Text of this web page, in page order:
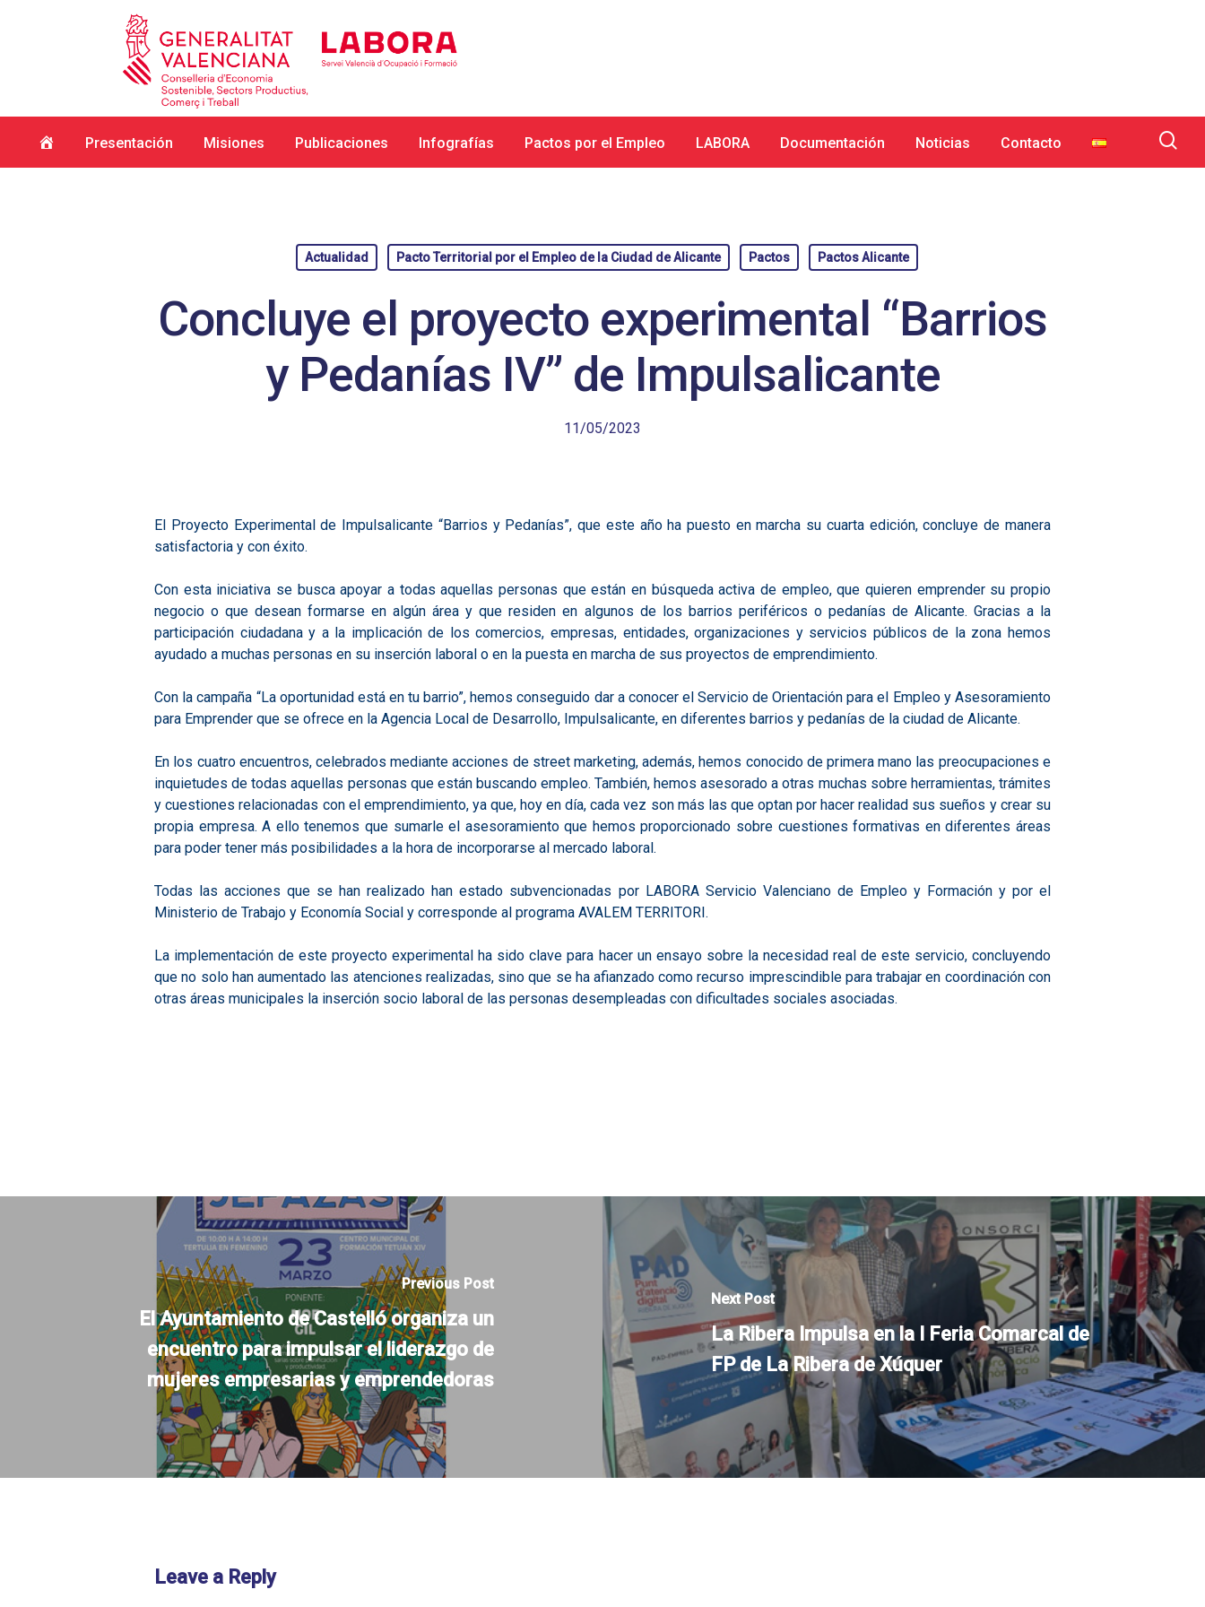
Hit enter to search or ESC to close
InicioPresentación Misiones Publicaciones Infografías Pactos por el Empleo LABORA Documentación Noticias Contacto
Actualidad Pacto Territorial por el Empleo de la Ciudad de Alicante Pactos Pactos Alicante
Concluye el proyecto experimental “Barrios
y Pedanías IV” de Impulsalicante
11/05/2023
El Proyecto Experimental de Impulsalicante “Barrios y Pedanías”, que este año ha puesto en marcha su cuarta edición, concluye de manera
satisfactoria y con éxito.
Con esta iniciativa se busca apoyar a todas aquellas personas que están en búsqueda activa de empleo, que quieren emprender su propio
negocio o que desean formarse en algún área y que residen en algunos de los barrios periféricos o pedanías de Alicante. Gracias a la
participación ciudadana y a la implicación de los comercios, empresas, entidades, organizaciones y servicios públicos de la zona hemos
ayudado a muchas personas en su inserción laboral o en la puesta en marcha de sus proyectos de emprendimiento.
Con la campaña “La oportunidad está en tu barrio”, hemos conseguido dar a conocer el Servicio de Orientación para el Empleo y Asesoramiento
para Emprender que se ofrece en la Agencia Local de Desarrollo, Impulsalicante, en diferentes barrios y pedanías de la ciudad de Alicante.
En los cuatro encuentros, celebrados mediante acciones de street marketing, además, hemos conocido de primera mano las preocupaciones e
inquietudes de todas aquellas personas que están buscando empleo. También, hemos asesorado a otras muchas sobre herramientas, trámites
y cuestiones relacionadas con el emprendimiento, ya que, hoy en día, cada vez son más las que optan por hacer realidad sus sueños y crear su
propia empresa. A ello tenemos que sumarle el asesoramiento que hemos proporcionado sobre cuestiones formativas en diferentes áreas
para poder tener más posibilidades a la hora de incorporarse al mercado laboral.
Todas las acciones que se han realizado han estado subvencionadas por LABORA Servicio Valenciano de Empleo y Formación y por el
Ministerio de Trabajo y Economía Social y corresponde al programa AVALEM TERRITORI.
La implementación de este proyecto experimental ha sido clave para hacer un ensayo sobre la necesidad real de este servicio, concluyendo
que no solo han aumentado las atenciones realizadas, sino que se ha afianzado como recurso imprescindible para trabajar en coordinación con
otras áreas municipales la inserción socio laboral de las personas desempleadas con dificultades sociales asociadas.
Previous Post
El Ayuntamiento de Castelló organiza un
encuentro para impulsar el liderazgo de
mujeres empresarias y emprendedoras
Next Post
La Ribera Impulsa en la I Feria Comarcal de
FP de La Ribera de Xúquer
Leave a Reply